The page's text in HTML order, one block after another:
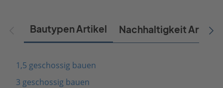
Bautypen Artikel Nachhaltigkeit Artikel
1,5 geschossig bauen
3 geschossig bauen